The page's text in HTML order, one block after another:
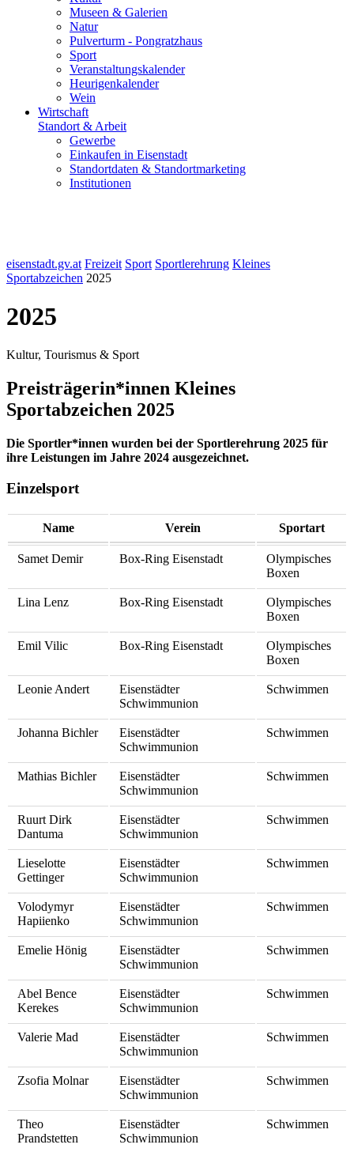
Museen & Galerien
Natur
Pulverturm - Pongratzhaus
Sport
Veranstaltungskalender
Heurigenkalender
Wein
Wirtschaft
Standort & Arbeit
Gewerbe
Einkaufen in Eisenstadt
Standortdaten & Standortmarketing
Institutionen
eisenstadt.gv.at Freizeit Sport Sportlerehrung Kleines
Sportabzeichen 2025
2025
Kultur, Tourismus & Sport
Preisträgerin*innen Kleines
Sportabzeichen 2025
Die Sportler*innen wurden bei der Sportlerehrung 2025 für
ihre Leistungen im Jahre 2024 ausgezeichnet.
Einzelsport
Name Verein Sportart
Samet Demir Box-Ring Eisenstadt
Olympisches
Boxen
Lina Lenz Box-Ring Eisenstadt
Olympisches
Boxen
Emil Vilic Box-Ring Eisenstadt
Olympisches
Boxen
Leonie Andert
Eisenstädter
Schwimmunion
Schwimmen
Johanna Bichler
Eisenstädter
Schwimmunion
Schwimmen
Mathias Bichler
Eisenstädter
Schwimmunion
Schwimmen
Ruurt Dirk
Dantuma
Eisenstädter
Schwimmunion
Schwimmen
Lieselotte
Gettinger
Eisenstädter
Schwimmunion
Schwimmen
Volodymyr
Hapiienko
Eisenstädter
Schwimmunion
Schwimmen
Emelie Hönig
Eisenstädter
Schwimmunion
Schwimmen
Abel Bence
Kerekes
Eisenstädter
Schwimmunion
Schwimmen
Valerie Mad
Eisenstädter
Schwimmunion
Schwimmen
Zsofia Molnar
Eisenstädter
Schwimmunion
Schwimmen
Theo
Prandstetten
Eisenstädter
Schwimmunion
Schwimmen